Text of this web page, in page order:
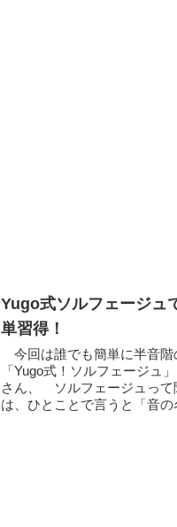
Yugo式ソルフェージュ
単習得！
今回は誰でも簡単に半音階
「Yugo式！ソルフェージ
さん、 ソルフェージュっ
は、ひとことで言うと「音